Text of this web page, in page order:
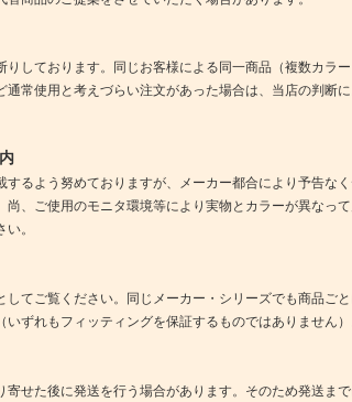
りしております。同じお客様による同一商品（複数カラ
常使用と考えづらい注文があった場合は、当店の判断
るよう努めておりますが、メーカー都合により予告な
、ご使用のモニタ環境等により実物とカラーが異なって
。
てご覧ください。同じメーカー・シリーズでも商品ご
ずれもフィッティングを保証するものではありません）
せた後に発送を行う場合があります。そのため発送ま